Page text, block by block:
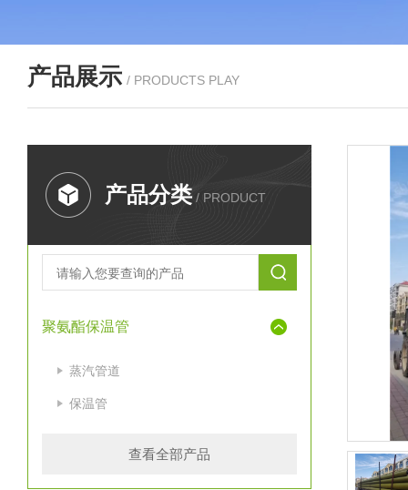
产品展示 / PRODUCTS PLAY
产品分类 / PRODUCT
聚氨酯保温管
蒸汽管道
保温管
查看全部产品